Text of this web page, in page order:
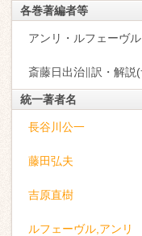
各巻著編者等
アンリ・ルフェーヴ
斎藤日出治∥訳・解説
統一著者名
長谷川公一
藤田弘夫
吉原直樹
ルフェーヴル,アンリ